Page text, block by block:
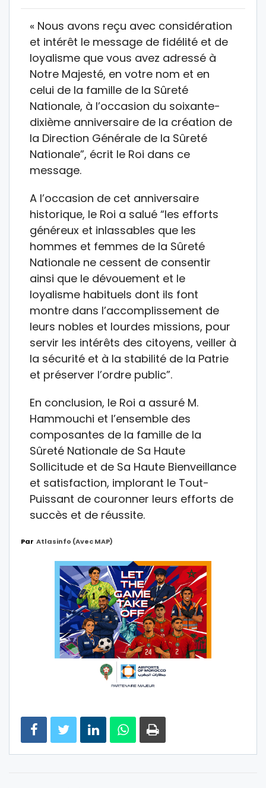
« Nous avons reçu avec considération
et intérêt le message de fidélité et de
loyalisme que vous avez adressé à
Notre Majesté, en votre nom et en
celui de la famille de la Sûreté
Nationale, à l’occasion du soixante-
dixième anniversaire de la création de
la Direction Générale de la Sûreté
Nationale”, écrit le Roi dans ce
message.
A l’occasion de cet anniversaire
historique, le Roi a salué “les efforts
généreux et inlassables que les
hommes et femmes de la Sûreté
Nationale ne cessent de consentir
ainsi que le dévouement et le
loyalisme habituels dont ils font
montre dans l’accomplissement de
leurs nobles et lourdes missions, pour
servir les intérêts des citoyens, veiller à
la sécurité et à la stabilité de la Patrie
et préserver l’ordre public”.
En conclusion, le Roi a assuré M.
Hammouchi et l’ensemble des
composantes de la famille de la
Sûreté Nationale de Sa Haute
Sollicitude et de Sa Haute Bienveillance
et satisfaction, implorant le Tout-
Puissant de couronner leurs efforts de
succès et de réussite.
Par Atlasinfo (avec MAP)